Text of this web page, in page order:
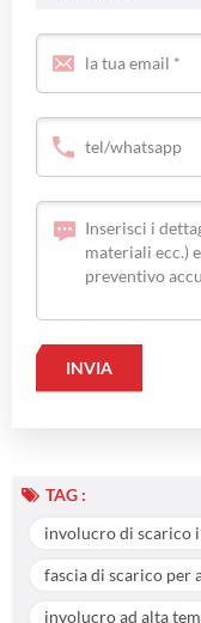
TAG :
involucro di scarico
fascia di scarico per
involucro ad alta